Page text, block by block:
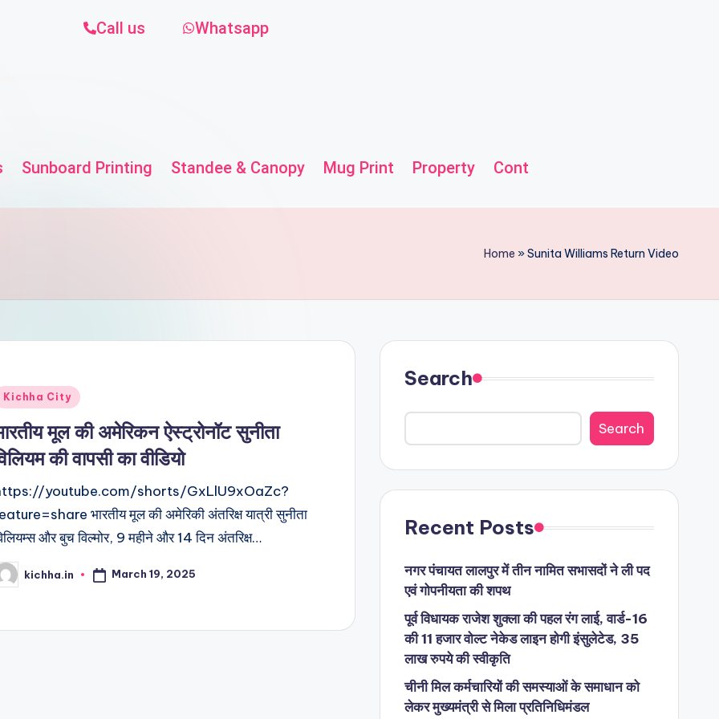
Call us Whatsapp
Sunboard Printing Standee & Canopy Mug Print Property Contact us
Home »Sunita Williams Return Video
Kichha City
मूल की अमेरिकन ऐस्ट्रोनॉट सुनीता
की वापसी का वीडियो
youtube.com/shorts/GxLlU9xOaZc?
भारतीय मूल की अमेरिकी अंतरिक्ष यात्री सुनीता
और बुच विल्मोर, 9 महीने और 14 दिन अंतरिक्ष…
kichha.in March 19, 2025
Search
Search
Recent Posts
नगर पंचायत लालपुर में तीन नामित सभासदों ने ली पद
एवं गोपनीयता की शपथ
पूर्व विधायक राजेश शुक्ला की पहल रंग लाई, वार्ड-16
की 11 हजार वोल्ट नेकेड लाइन होगी इंसुलेटेड, 35
लाख रुपये की स्वीकृति
चीनी मिल कर्मचारियों की समस्याओं के समाधान को
लेकर मुख्यमंत्री से मिला प्रतिनिधिमंडल